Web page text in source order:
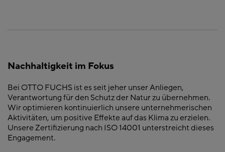
Nachhaltigkeit im Fokus
Bei OTTO FUCHS ist es seit jeher unser Anliegen,
Verantwortung für den Schutz der Natur zu übernehmen.
Wir optimieren kontinuierlich unsere unternehmerischen
Aktivitäten, um positive Effekte auf das Klima zu erzielen.
Unsere Zertifizierung nach ISO 14001 unterstreicht dieses
Engagement.